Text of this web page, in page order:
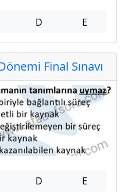
D E
Final Sınavı
D E